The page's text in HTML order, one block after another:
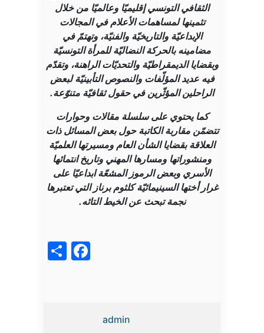
الثقافي التونسي إقليميّا وعالميّا من خلال
تثمينها لمساهمات الأعلام في المجالات
الإبداعيّة والتاريخيّة والفنيّة، وتهتمّ في
مضامينه بالحركة النضاليّة للمرأة التونسيّة
وبقضايا الديمقراطيّة والتحديّات الراهنة، وتقدّم
فيه عديد المؤلّفات والنصوص التأبينيّة لبعض
الراحلين المؤثّرين في حقول ثقافيّة متنوّعة.
كما يحتوي على سلسلة مقالات وحوارات
تتضمّن مقاربة الكاتبة حول بعض المسائل ذات
العلاقة بقضايا الشأن العام ومسيرتها العلميّة
ومنشوراتها ومسارها المهني وتاريخ انتمائها
الأسري وبعض الرموز المشعّة ابداعيّا على
غرار أختها السينيمائيّة كلثوم برناز التي تعتبرها
نجمة تبحث عن الخيط التائه.
admin